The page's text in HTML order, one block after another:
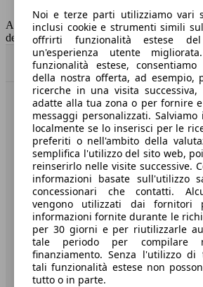
Capacità del serbatoio
60 l
AutoScout24 non si assume alcuna
dei dati.
Benvenuti su AutoScout24, il mercato
Società
A proposito di AutoScout24
Stampa
Media
Condizioni generali
Informazioni
Noi e terze parti utilizziamo vari
inclusi cookie e strumenti simili
offrirti funzionalità estese
un'esperienza utente
funzionalità estese, consentiamo
della nostra offerta, ad esempio,
ricerche in una visita
adatte alla tua zona o per fornire
messaggi personalizzati.
localmente se lo inserisci per le
preferiti o nell'ambito della
semplifica l'utilizzo del sito web,
reinserirlo nelle visite successive.
informazioni basate sull'utilizzo
concessionari che contatti.
vengono utilizzati dai fornitori
informazioni fornite durante le
per 30 giorni e per riutilizzarle
tale periodo per compilare
finanziamento. Senza l'utilizzo di
tali funzionalità estese non
tutto o in parte.